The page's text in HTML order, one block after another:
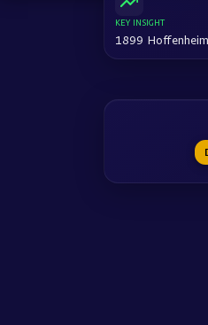
KEY INSIGHT
1899